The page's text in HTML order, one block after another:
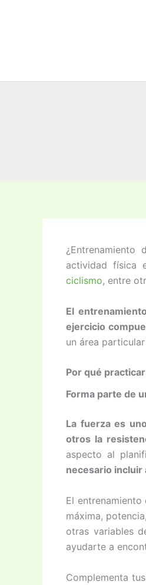
actividad física
ciclismo, entre
El
ejercicio
un área
Por qué
Forma parte de
La fuerza es
otros la
aspecto al
necesario incluir
El
máxima,
otras variables
ayudarte a
Complementa